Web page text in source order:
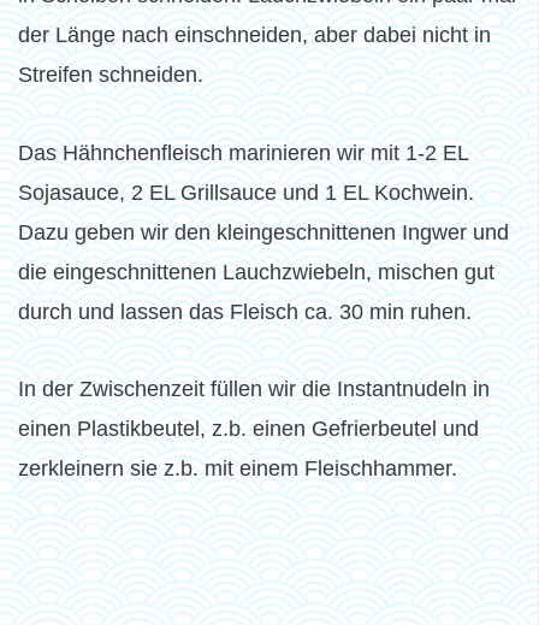
der Länge nach einschneiden, aber dabei nicht in
Streifen schneiden.
Das Hähnchenfleisch marinieren wir mit 1-2 EL
Sojasauce, 2 EL Grillsauce und 1 EL Kochwein.
Dazu geben wir den kleingeschnittenen Ingwer und
die eingeschnittenen Lauchzwiebeln, mischen gut
durch und lassen das Fleisch ca. 30 min ruhen.
In der Zwischenzeit füllen wir die Instantnudeln in
einen Plastikbeutel, z.b. einen Gefrierbeutel und
zerkleinern sie z.b. mit einem Fleischhammer.